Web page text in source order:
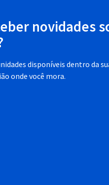
novidades
disponíveis dentro da
onde você mora.